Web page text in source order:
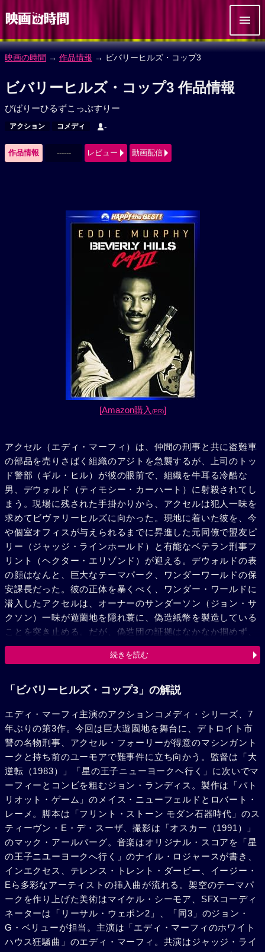
映画の時間 → 作品情報 → ビバリーヒルズ・コップ3
ビバリーヒルズ・コップ3 作品情報
びばりーひるずこっぷすりー
アクション コメディ -
作品情報 ------ レビュー 動画配信
[Amazon購入 (PR)]
アクセル（エディ・マーフィ）は、仲間の刑事と共に盗難車
の部品を売りさばく組織のアジトを急襲するが、上司のトッ
ド警部（ギル・ヒル）が彼の眼前で、組織を牛耳る冷酷な
男、デウォルド（ティモシー・カーハート）に射殺されてし
まう。現場に残された手掛かりから、アクセルは犯人一味を
求めてビヴァリーヒルズに向かった。現地に着いた彼を、今
や個室オフィスが与えられるまでに昇進した元同僚で盟友ピ
リー（ジャッジ・ラインホールド）と有能なベテラン刑事フ
リント（ヘクター・エリゾンド）が迎える。デウォルドの表
の顔はなんと、巨大なテーマパーク、ワンダーワールドの保
安課長だった。彼の正体を暴くべく、ワンダー・ワールドに
潜入したアクセルは、オーナーのサンダーソン（ジョン・サ
クソン）一味が遊薗地を隠れ蓑に、偽造紙幣を製造している
ことを突き止める。だが、偽造団の証拠はなかなか掴めず、
同じく彼らを追っていたFBI捜査官も干渉してきた。アクセ
ルは、園内の讐備システムを菅理する美人職員のジャニス
地の創立者アンクル・デイヴ（アラン・ヤング）から動かぬ
ドに撃たれて重傷を負い、アクセルの怒りは爆発する。彼は
旧友のオカマのセルジュ（ブロンソン・ピンチョット）に用
意してもらった武器を手に、再びワンダーワールドに乗り込
む。駆けつけたビリーやフリントらの協力を得て、ついにデ
ウオルドと対決したアクセルは、大活躍の末に敵組織を壊滅
させた。事件も解決し3人の刑事は青空の下、満場の子供た
ちに囲まれてご機嫌だった。
続きを読む
「ビバリーヒルズ・コップ3」の解説
エディ・マーフィ主演のアクションコメディ・シリーズ、7
年ぶりの第3作。今回は巨大遊園地を舞台に、デトロイト市
讐の名物刑事、アクセル・フォーリーが得意のマシンガント
ークと持ち前のユーモアで難事件に立ち向かう。監督は「大
逆転（1983）」「星の王子ニューヨークヘ行く」に次いでマ
ーフィーとコンビを粗むジョン・ランディス。製作は「パト
リオット・ゲーム」のメイス・ニューフェルドとロバート・
レーメ。脚本は「フリント・ストーン モダン石器時代」のス
ティーヴン・E・デ・スーザ、撮影は「オスカー（1991）」
のマック・アールバーグ。音楽はオリジナル・スコアを「星
の王子ニユーヨークへ行く」のナイル・ロジャースが書き、
インエクセス、テレンス・トレント・ダービー、イージー・
Eら多彩なアーティストの挿入曲が流れる。架空のテーマパ
ークを作り上げた美術はマイケル・シーモア、SFXコーディ
ネーターは「リーサル・ウェポン2」、「同3」のジョン・
G・ベリューが担当。主演は「エディ・マーフィのホワイト
ハウス狂騒曲」のエディ・マーフィ。共演はジャッジ・ライ